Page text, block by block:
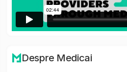
Despre Medicai